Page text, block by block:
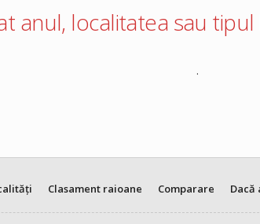
anul, localitatea sau
.
Clasament raioane Comparare Dacă